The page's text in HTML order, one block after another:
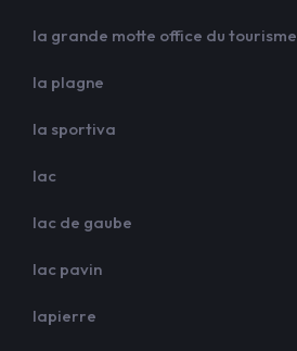
la grande motte office du tourisme
la plagne
la sportiva
lac
lac de gaube
lac pavin
lapierre